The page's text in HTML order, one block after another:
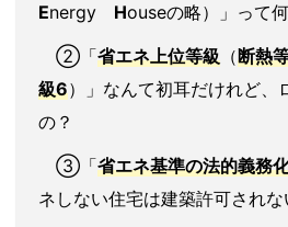
Energy Houseの略）」って
②「省エネ上位等級 （断熱
級6）」なんて初耳だけれど、
の？
③「省エネ基準の法的義務
ネしない住宅は建築許可されな